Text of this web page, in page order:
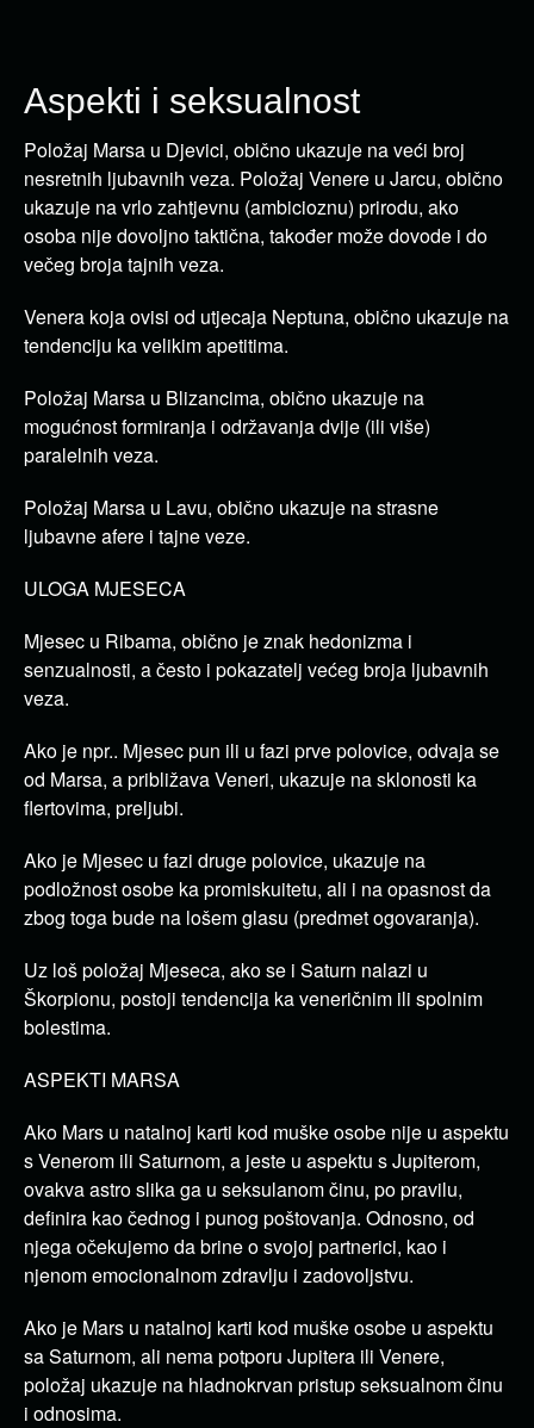
Aspekti i seksualnost
Položaj Marsa u Djevici, obično ukazuje na veći broj
nesretnih ljubavnih veza. Položaj Venere u Jarcu, obično
ukazuje na vrlo zahtjevnu (ambicioznu) prirodu, ako
osoba nije dovoljno taktična, također može dovode i do
večeg broja tajnih veza.
Venera koja ovisi od utjecaja Neptuna, obično ukazuje na
tendenciju ka velikim apetitima.
Položaj Marsa u Blizancima, obično ukazuje na
mogućnost formiranja i održavanja dvije (ili više)
paralelnih veza.
Položaj Marsa u Lavu, obično ukazuje na strasne
ljubavne afere i tajne veze.
ULOGA MJESECA
Mjesec u Ribama, obično je znak hedonizma i
senzualnosti, a često i pokazatelj većeg broja ljubavnih
veza.
Ako je npr.. Mjesec pun ili u fazi prve polovice, odvaja se
od Marsa, a približava Veneri, ukazuje na sklonosti ka
flertovima, preljubi.
Ako je Mjesec u fazi druge polovice, ukazuje na
podložnost osobe ka promiskuitetu, ali i na opasnost da
zbog toga bude na lošem glasu (predmet ogovaranja).
Uz loš položaj Mjeseca, ako se i Saturn nalazi u
Škorpionu, postoji tendencija ka veneričnim ili spolnim
bolestima.
ASPEKTI MARSA
Ako Mars u natalnoj karti kod muške osobe nije u aspektu
s Venerom ili Saturnom, a jeste u aspektu s Jupiterom,
ovakva astro slika ga u seksulanom činu, po pravilu,
definira kao čednog i punog poštovanja. Odnosno, od
njega očekujemo da brine o svojoj partnerici, kao i
njenom emocionalnom zdravlju i zadovoljstvu.
Ako je Mars u natalnoj karti kod muške osobe u aspektu
sa Saturnom, ali nema potporu Jupitera ili Venere,
položaj ukazuje na hladnokrvan pristup seksualnom činu
i odnosima.